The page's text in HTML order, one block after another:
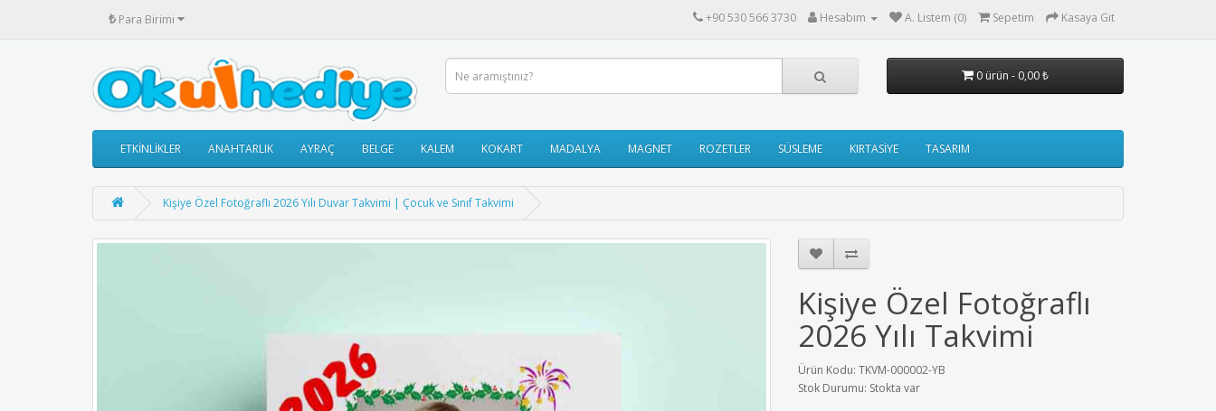
₺ Para Birimi +90 530 566 3730 Hesabım A. Listem (0) Sepetim Kasaya Git
0 ürün - 0,00 ₺
ETKİNLİKLER ANAHTARLIK AYRAÇ BELGE KALEM KOKART MADALYA MAGNET ROZETLER SÜSLEME KIRTASİYE TASARIM
Kişiye Özel Fotoğraflı 2026 Yılı Duvar Takvimi | Çocuk ve Sınıf Takvimi
Kişiye Özel Fotoğraflı
2026 Yılı Takvimi
Ürün Kodu: TKVM-000002-YB
Stok Durumu: Stokta var